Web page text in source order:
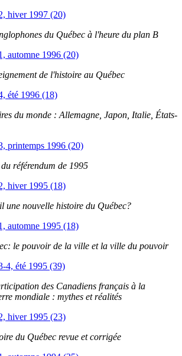
hiver 1997 (20)
du Québec à l'heure du plan B
automne 1996 (20)
de l'histoire au Québec
été 1996 (18)
du monde : Allemagne, Japon, Italie, États-
printemps 1996 (20)
référendum de 1995
hiver 1995 (18)
une nouvelle histoire du Québec?
automne 1995 (18)
le pouvoir de la ville et la ville du pouvoir
4, été 1995 (39)
des Canadiens français à la
mondiale : mythes et réalités
hiver 1995 (23)
du Québec revue et corrigée